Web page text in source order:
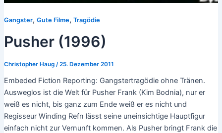
Gangster, Gute Filme, Tragödie
Pusher (1996)
Christopher Haug /25. Dezember 2011
Embeded Fiction Reporting: Gangstertragödie ohne Tränen.
Ausweglos ist die Welt für Pusher Frank (Kim Bodnia), nur er
weiß es nicht, bis ganz zum Ende weiß er es nicht und
Regisseur Winding Refn lässt seine uneinsichtige Hauptfigur
einfach nicht zur Vernunft kommen. Als Pusher bringt Frank die